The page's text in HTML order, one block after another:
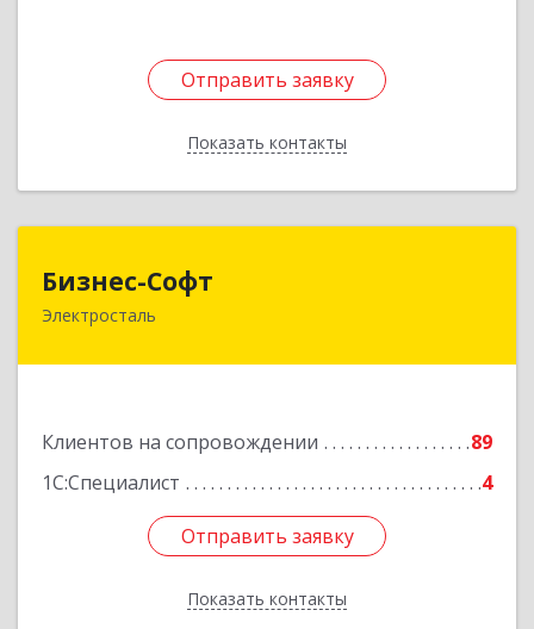
Отправить заявку
Показать контакты
Отправить заявку
Назад
Бизнес-Софт
Электросталь
Клиентов на сопровождении
89
1С:Специалист
4
Отправить заявку
Показать контакты
144000, Московская обл, Электросталь г, Карла
Отправить заявку
Назад